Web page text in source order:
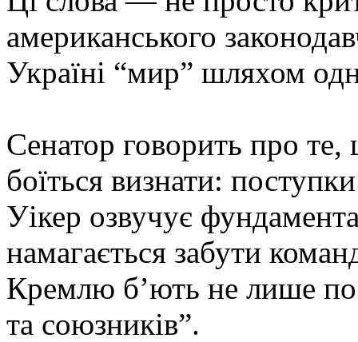
американського
Україні “мир” шляхом
Сенатор говорить про те,
боїться визнати:
Уікер озвучує
намагається забути
Кремлю б’ють не лише
та союзників”.